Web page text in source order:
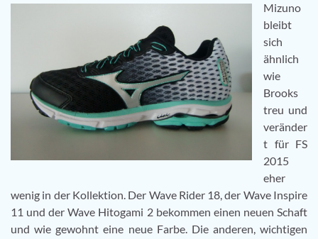
Mizuno
bleibt
sich
ähnlich
wie
Brooks
treu und
veränder
t für FS
2015
eher
wenig in der Kollektion. Der Wave Rider 18, der Wave Inspire
11 und der Wave Hitogami 2 bekommen einen neuen Schaft
und wie gewohnt eine neue Farbe. Die anderen, wichtigen